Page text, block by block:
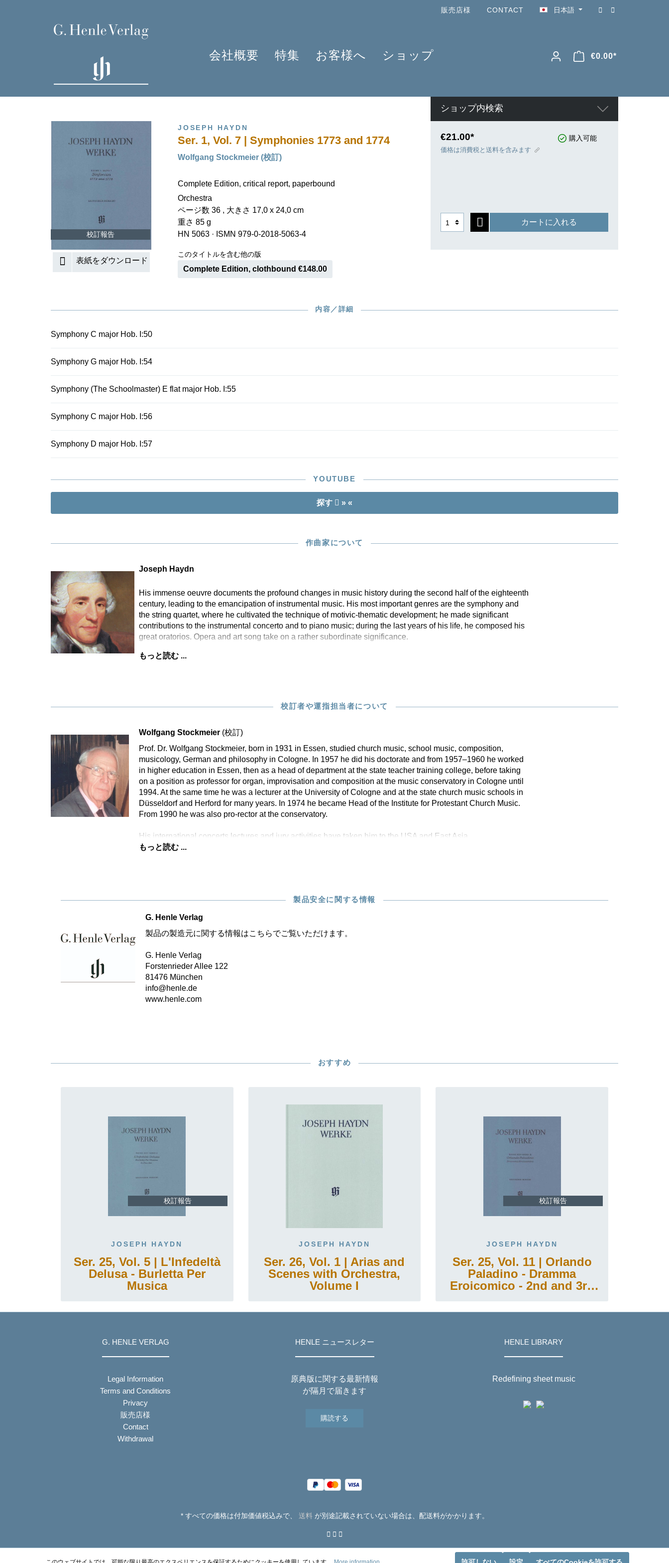
販売店様 CONTACT 日本語
会社概要 特集 お客様へ ショップ
原典版とは
アプリ・ヘンレライブラリ
ギュンター・ヘンレ
友人たち
ショパンのワルツ - 2024年の発見
ピアノ協奏曲
シェーンベルク 2024
セルゲイ・プロコフィエフ
ハイドン ピアノソナタ
情報資料
販売店検索
学ぶ・教える
旅するHENLE
楽器編成
€0.00*
ショップ内検索
校訂報告
表紙をダウンロード
JOSEPH HAYDN
Ser. 1, Vol. 7 | Symphonies 1773 and 1774
Wolfgang Stockmeier (校訂)
Complete Edition, critical report, paperbound
Orchestra
ページ数 36 , 大きさ 17,0 x 24,0 cm
重さ 85 g
HN 5063 · ISMN 979-0-2018-5063-4
このタイトルを含む他の版
Complete Edition, clothbound €148.00
€21.00* 購入可能
価格は消費税と送料を含みます
カートに入れる
内容／詳細
Symphony C major Hob. I:50
Symphony G major Hob. I:54
Symphony (The Schoolmaster) E flat major Hob. I:55
Symphony C major Hob. I:56
Symphony D major Hob. I:57
YOUTUBE
探す » «
作曲家について
Joseph Haydn
His immense oeuvre documents the profound changes in music history during the second half of the eighteenth
century, leading to the emancipation of instrumental music. His most important genres are the symphony and
the string quartet, where he cultivated the technique of motivic-thematic development; he made significant
contributions to the instrumental concerto and to piano music; during the last years of his life, he composed his
great oratorios. Opera and art song take on a rather subordinate significance.
もっと読む ...
校訂者や運指担当者について
Wolfgang Stockmeier (校訂)
Prof. Dr. Wolfgang Stockmeier, born in 1931 in Essen, studied church music, school music, composition,
musicology, German and philosophy in Cologne. In 1957 he did his doctorate and from 1957–1960 he worked
in higher education in Essen, then as a head of department at the state teacher training college, before taking
on a position as professor for organ, improvisation and composition at the music conservatory in Cologne until
1994. At the same time he was a lecturer at the University of Cologne and at the state church music schools in
Düsseldorf and Herford for many years. In 1974 he became Head of the Institute for Protestant Church Music.
From 1990 he was also pro-rector at the conservatory.
His international concerts lectures and jury activities have taken him to the USA and East Asia.
もっと読む ...
製品安全に関する情報
G. Henle Verlag
製品の製造元に関する情報はこちらでご覧いただけます。
G. Henle Verlag
Forstenrieder Allee 122
81476 München
info@henle.de
www.henle.com
おすすめ
校訂報告
JOSEPH HAYDN
Ser. 25, Vol. 5 | L'Infedeltà
Delusa - Burletta Per
Musica
JOSEPH HAYDN
Ser. 26, Vol. 1 | Arias and
Scenes with Orchestra,
Volume I
校訂報告
JOSEPH HAYDN
Ser. 25, Vol. 11 | Orlando
Paladino - Dramma
Eroicomico - 2nd and 3rd
G. HENLE VERLAG
Legal Information
Terms and Conditions
Privacy
販売店様
Contact
Withdrawal
HENLE ニュースレター
原典版に関する最新情報
が隔月で届きます
購読する
HENLE LIBRARY
Redefining sheet music
* すべての価格は付加価値税込みで、 送料が別途記載されていない場合は、配送料がかかります。